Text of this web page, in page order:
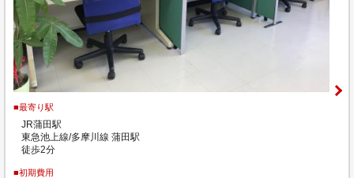
■最寄り駅
JR蒲田駅
東急池上線/多摩川線 蒲田駅
徒歩2分
■初期費用